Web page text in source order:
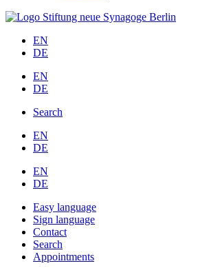
EN
DE
EN
DE
Search
EN
DE
EN
DE
Easy language
Sign language
Contact
Search
Appointments